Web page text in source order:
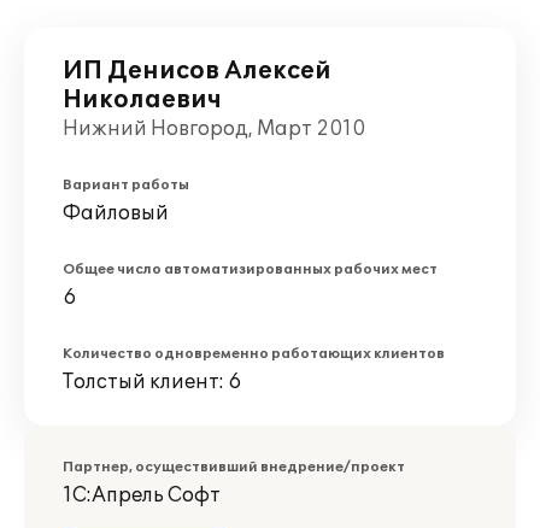
ИП Денисов Алексей
Николаевич
Нижний Новгород, Март 2010
Вариант работы
Файловый
Общее число автоматизированных рабочих мест
6
Количество одновременно работающих клиентов
Толстый клиент: 6
Партнер, осуществивший внедрение/проект
1С:Апрель Софт